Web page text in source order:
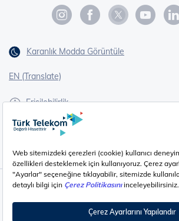
Karanlık Modda Görüntüle
EN (Translate)
Erişilebilirlik
İşaret Dili Çevirisi